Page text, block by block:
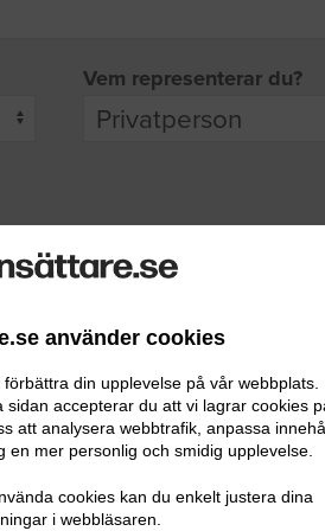
använder cookies
din upplevelse på vår webbplats.
accepterar du att vi lagrar cookies
att analysera webbtrafik, anpassa
en mer personlig och smidig upplevelse.
cookies kan du enkelt justera dina
i webbläsaren.
Vem representerar du?
att ta kontakt med dig.
Ditt telefonnummer